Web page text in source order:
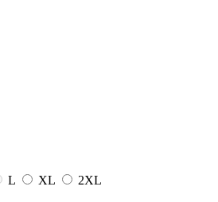
L XL
2XL